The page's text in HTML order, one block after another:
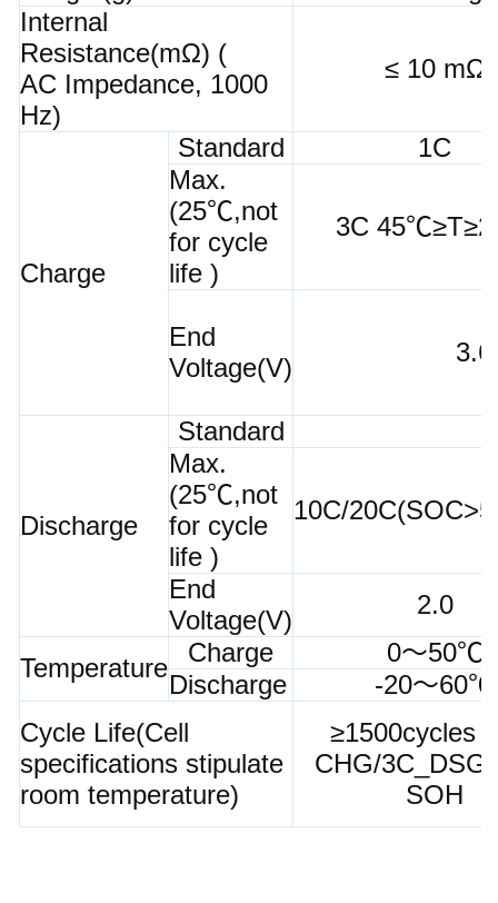
Internal
Resistance(mΩ) (
AC Impedance, 1000
Hz)
≤ 10 mΩ
Charge
Standard
1C
Max.
(25℃,not
for cycle
life )
3C
End
Voltage(V)
Discharge
Standard
Max.
(25℃,not
for cycle
life )
10C/
End
Voltage(V)
2.0
Temperature
Charge
0～50℃
Discharge
-20～60℃
Cycle Life(Cell
specifications stipulate
room temperature)
≥1500cycles
CHG/
SOH